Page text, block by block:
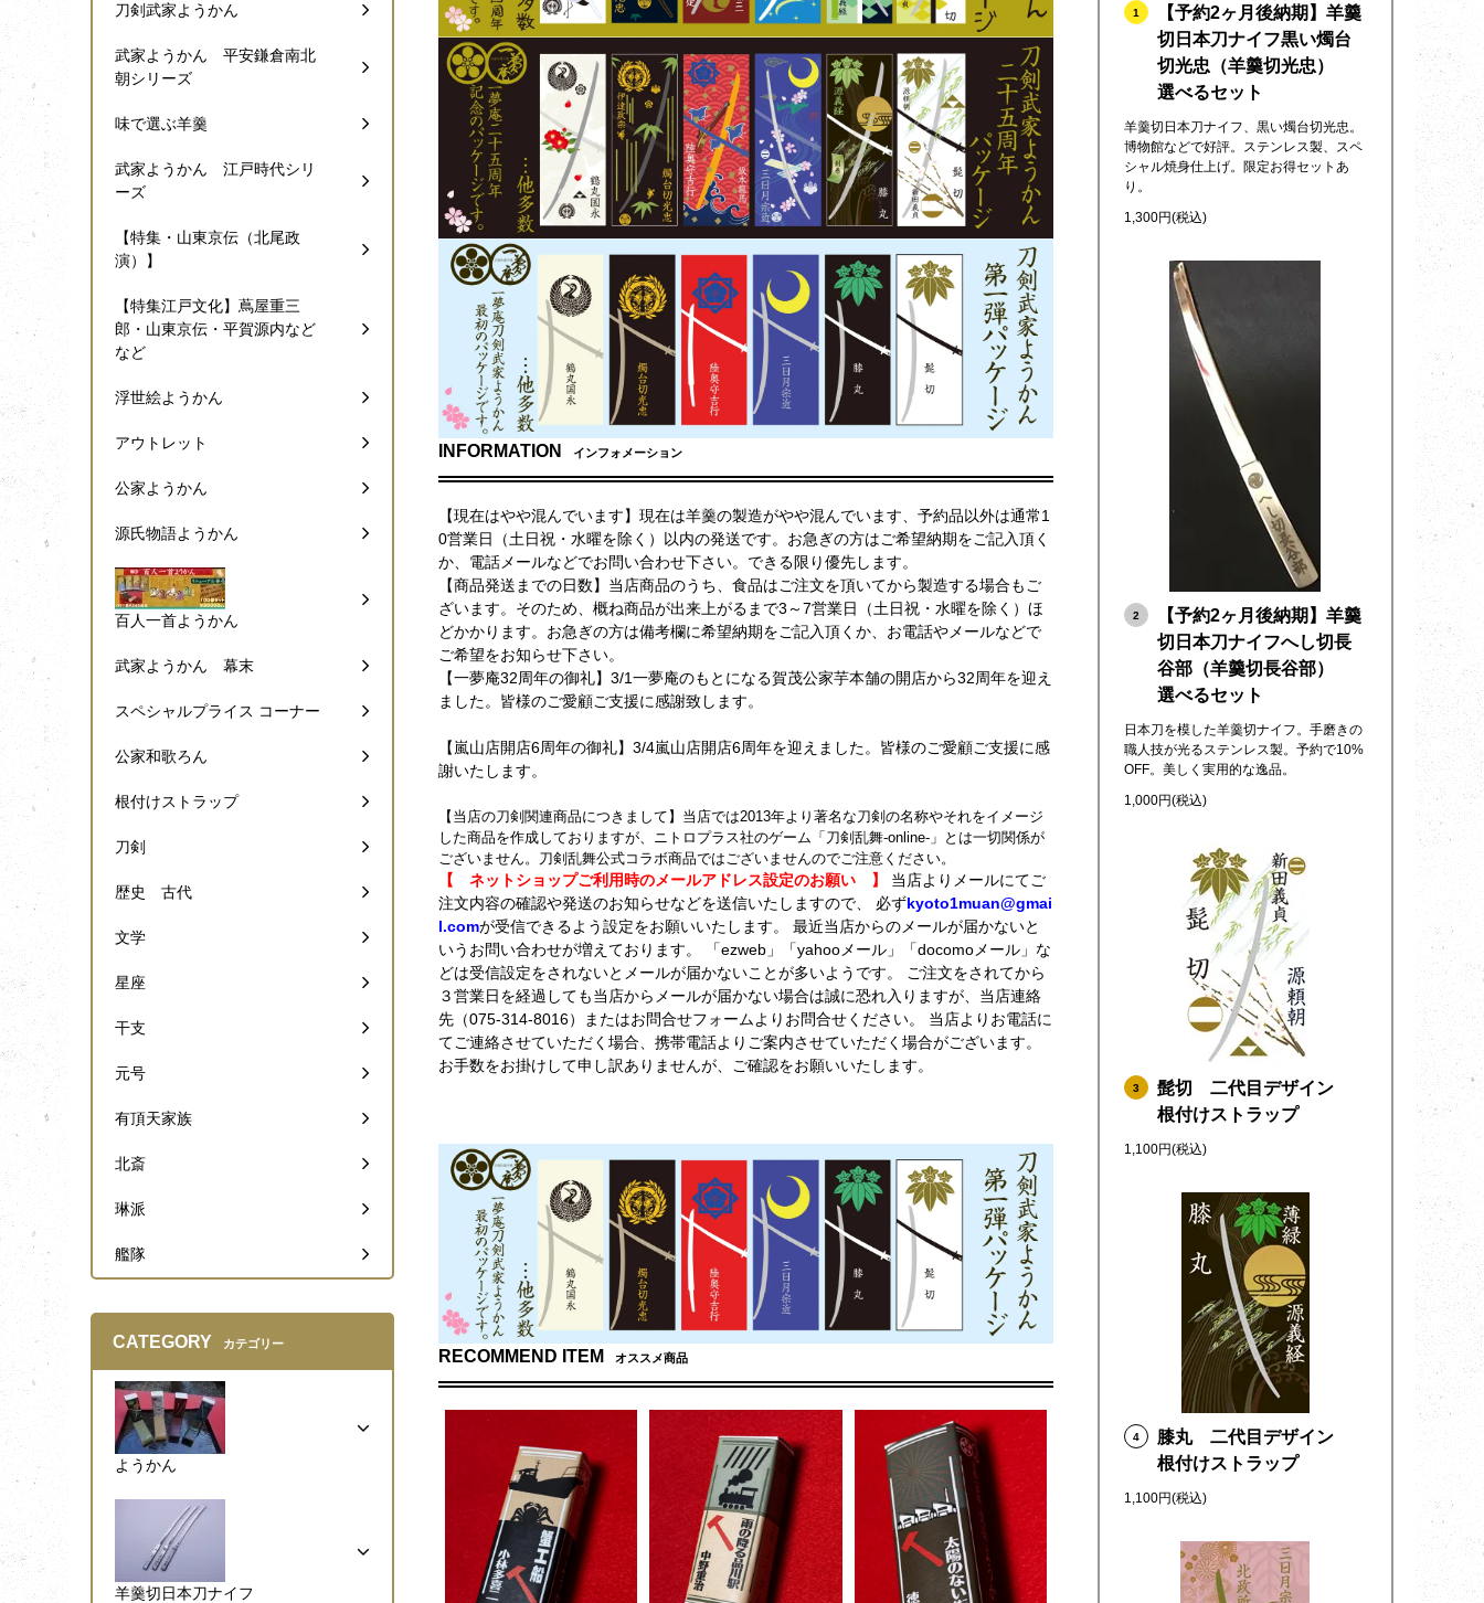
INFORMATION インフォメーション
【現在はやや混んでいます】現在は羊羹の製造がやや混んでいます、予約品以外は通常1
0営業日（土日祝・水曜を除く）以内の発送です。お急ぎの方はご希望納期をご記入頂く
か、電話メールなどでお問い合わせ下さい。できる限り優先します。
【商品発送までの日数】当店商品のうち、食品はご注文を頂いてから製造する場合もご
ざいます。そのため、概ね商品が出来上がるまで3～7営業日（土日祝・水曜を除く）ほ
どかかります。お急ぎの方は備考欄に希望納期をご記入頂くか、お電話やメールなどで
ご希望をお知らせ下さい。
【一夢庵32周年の御礼】3/1一夢庵のもとになる賀茂公家芋本舗の開店から32周年を迎え
ました。皆様のご愛顧ご支援に感謝致します。
【嵐山店開店6周年の御礼】3/4嵐山店開店6周年を迎えました。皆様のご愛顧ご支援に感
謝いたします。
【当店の刀剣関連商品につきまして】当店では2013年より著名な刀剣の名称やそれをイメージ
した商品を作成しておりますが、ニトロプラス社のゲーム「刀剣乱舞-online-」とは一切関係が
ございません。刀剣乱舞公式コラボ商品ではございませんのでご注意ください。
【 ネットショップご利用時のメールアドレス設定のお願い 】
当店よりメールにてご
注文内容の確認や発送のお知らせなどを送信いたしますので、 必ずkyoto1muan@gmai
l.comが受信できるよう設定をお願いいたします。 最近当店からのメールが届かないと
いうお問い合わせが増えております。 「ezweb」「yahooメール」「docomoメール」な
どは受信設定をされないとメールが届かないことが多いようです。 ご注文をされてから
３営業日を経過しても当店からメールが届かない場合は誠に恐れ入りますが、当店連絡
先（075-314-8016）またはお問合せフォームよりお問合せください。 当店よりお電話に
てご連絡させていただく場合、携帯電話よりご案内させていただく場合がございます。
お手数をお掛けして申し訳ありませんが、ご確認をお願いいたします。
RECOMMEND ITEM オススメ商品
1
【予約2ヶ月後納期】羊羹
切日本刀ナイフ黒い燭台
切光忠（羊羹切光忠）
選べるセット
羊羹切日本刀ナイフ、黒い燭台切光忠。
博物館などで好評。ステンレス製、スペ
シャル焼身仕上げ。限定お得セットあ
り。
1,300円(税込)
2
【予約2ヶ月後納期】羊羹
切日本刀ナイフへし切長
谷部（羊羹切長谷部）
選べるセット
日本刀を模した羊羹切ナイフ。手磨きの
職人技が光るステンレス製。予約で10%
OFF。美しく実用的な逸品。
1,000円(税込)
3
髭切 二代目デザイン
根付けストラップ
1,100円(税込)
4
膝丸 二代目デザイン
根付けストラップ
1,100円(税込)
刀剣武家ようかん
武家ようかん 平安鎌倉南北
朝シリーズ
味で選ぶ羊羹
武家ようかん 江戸時代シリ
ーズ
【特集・山東京伝（北尾政
演）】
【特集江戸文化】蔦屋重三
郎・山東京伝・平賀源内など
など
浮世絵ようかん
アウトレット
公家ようかん
源氏物語ようかん
百人一首ようかん
武家ようかん 幕末
スペシャルプライス コーナー
公家和歌ろん
根付けストラップ
刀剣
歴史 古代
文学
星座
干支
元号
有頂天家族
北斎
琳派
艦隊
CATEGORY カテゴリー
ようかん
羊羹切日本刀ナイフ